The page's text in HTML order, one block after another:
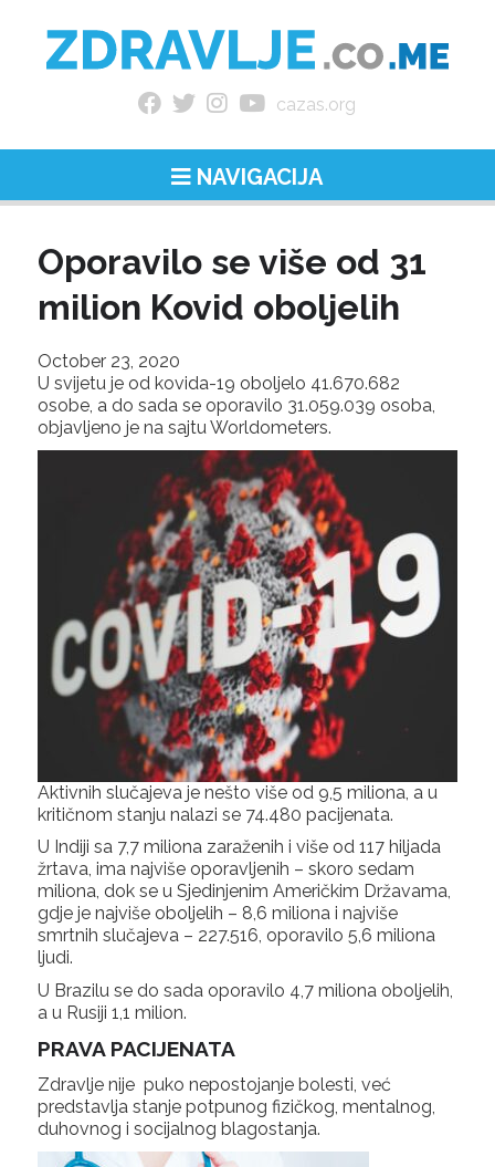
cazas.org
NAVIGACIJA
Oporavilo se više od 31
milion Kovid oboljelih
October 23, 2020
U svijetu je od kovida-19 oboljelo 41.670.682
osobe, a do sada se oporavilo 31.059.039 osoba,
objavljeno je na sajtu Worldometers.
Aktivnih slučajeva je nešto više od 9,5 miliona, a u
kritičnom stanju nalazi se 74.480 pacijenata.
U Indiji sa 7,7 miliona zaraženih i više od 117 hiljada
žrtava, ima najviše oporavljenih – skoro sedam
miliona, dok se u Sjedinjenim Američkim Državama,
gdje je najviše oboljelih – 8,6 miliona i najviše
smrtnih slučajeva – 227.516, oporavilo 5,6 miliona
ljudi.
U Brazilu se do sada oporavilo 4,7 miliona oboljelih,
a u Rusiji 1,1 milion.
PRAVA PACIJENATA
Zdravlje nije puko nepostojanje bolesti, već
predstavlja stanje potpunog fizičkog, mentalnog,
duhovnog i socijalnog blagostanja.